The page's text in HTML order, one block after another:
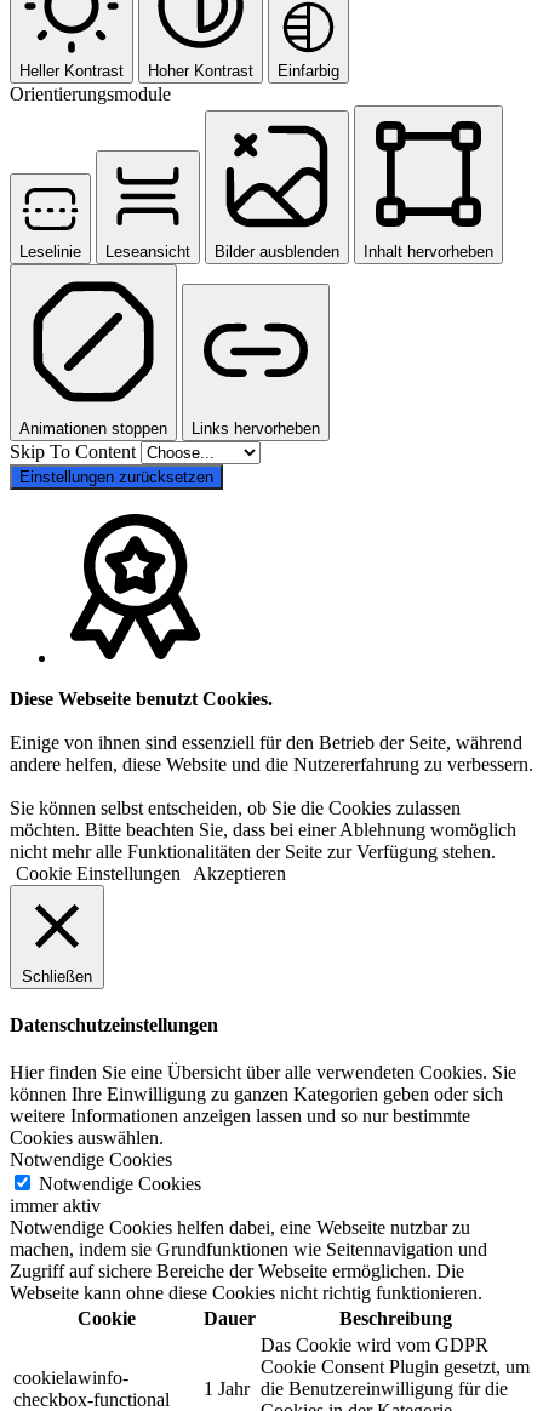
Heller Kontrast Hoher Kontrast Einfarbig
Orientierungsmodule
Leselinie Leseansicht Bilder ausblenden Inhalt hervorheben
Animationen stoppen Links hervorheben
Skip To Content
Einstellungen zurücksetzen
Diese Webseite benutzt Cookies.
Einige von ihnen sind essenziell für den Betrieb der Seite, während
andere helfen, diese Website und die Nutzererfahrung zu verbessern.
Sie können selbst entscheiden, ob Sie die Cookies zulassen
möchten. Bitte beachten Sie, dass bei einer Ablehnung womöglich
nicht mehr alle Funktionalitäten der Seite zur Verfügung stehen.
Cookie Einstellungen
Akzeptieren
Schließen
Datenschutzeinstellungen
Hier finden Sie eine Übersicht über alle verwendeten Cookies. Sie
können Ihre Einwilligung zu ganzen Kategorien geben oder sich
weitere Informationen anzeigen lassen und so nur bestimmte
Cookies auswählen.
Notwendige Cookies
Notwendige Cookies
immer aktiv
Notwendige Cookies helfen dabei, eine Webseite nutzbar zu
machen, indem sie Grundfunktionen wie Seitennavigation und
Zugriff auf sichere Bereiche der Webseite ermöglichen. Die
Webseite kann ohne diese Cookies nicht richtig funktionieren.
Cookie
Dauer Beschreibung
cookielawinfo-
checkbox-functional
1 Jahr
Das Cookie wird vom GDPR
Cookie Consent Plugin gesetzt, um
die Benutzereinwilligung für die